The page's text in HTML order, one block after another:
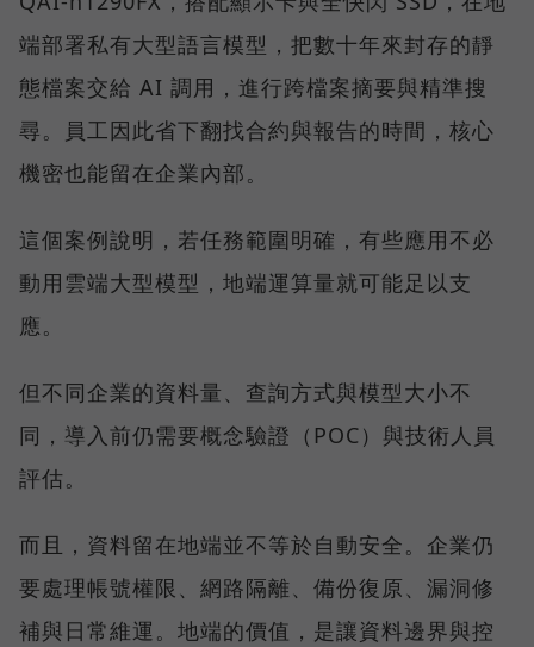
端部署私有大型語言模型，把數十年來封存的靜
態檔案交給 AI 調用，進行跨檔案摘要與精準搜
尋。員工因此省下翻找合約與報告的時間，核心
機密也能留在企業內部。
這個案例說明，若任務範圍明確，有些應用不必
動用雲端大型模型，地端運算量就可能足以支
應。
但不同企業的資料量、查詢方式與模型大小不
同，導入前仍需要概念驗證（POC）與技術人員
評估。
而且，資料留在地端並不等於自動安全。企業仍
要處理帳號權限、網路隔離、備份復原、漏洞修
補與日常維運。地端的價值，是讓資料邊界與控